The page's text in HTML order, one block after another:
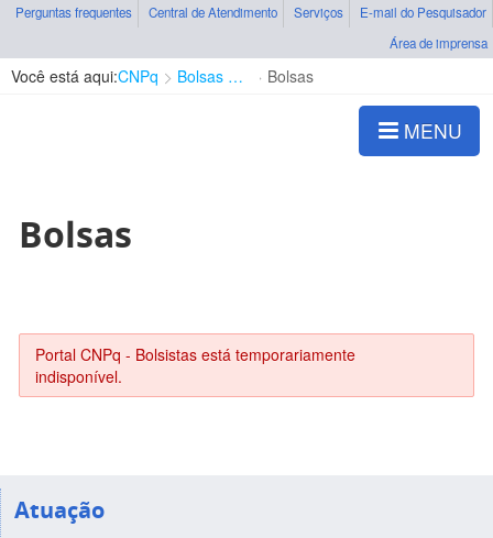
Perguntas frequentes Central de Atendimento Serviços
E-mail do Pesquisador
Área de imprensa
Você está aqui:CNPq Bolsas e Auxílios Vigentes Bolsas
MENU
Bolsas
Portal CNPq - Bolsistas está temporariamente
indisponível.
Atuação